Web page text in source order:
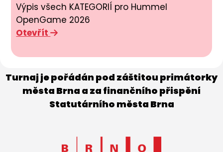
Výpis všech KATEGORIÍ pro Hummel
OpenGame 2026
Otevřít
Turnaj je pořádán pod záštitou primátorky
města Brna a za finančního přispění
Statutárního města Brna